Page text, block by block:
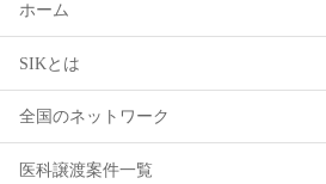
ホーム
SIKとは
全国のネットワーク
医科譲渡案件一覧